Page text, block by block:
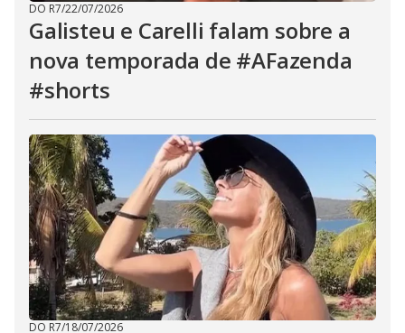
DO R7/22/07/2026
Galisteu e Carelli falam sobre a
nova temporada de #AFazenda
#shorts
DO R7/18/07/2026